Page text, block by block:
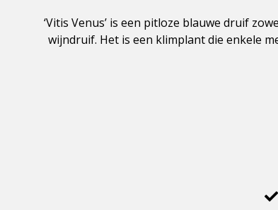
‘Vitis Venus’ is een pitloze blauwe druif
wijndruif. Het is een klimplant die enkele